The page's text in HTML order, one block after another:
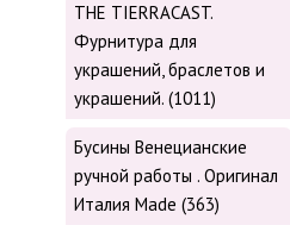
THE TIERRACAST.
Фурнитура для
украшений, браслетов и
украшений. (1011)
Бусины Венецианские
ручной работы . Оригинал
Италия Made (363)